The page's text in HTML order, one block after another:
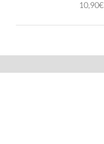
10,90€